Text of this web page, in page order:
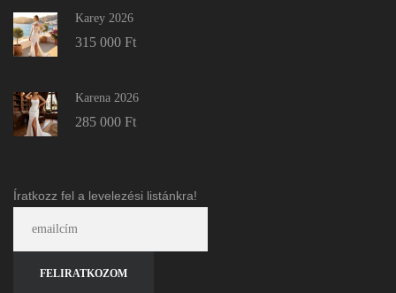
Karey 2026
315 000 Ft
Karena 2026
285 000 Ft
Íratkozz fel a levelezési listánkra!